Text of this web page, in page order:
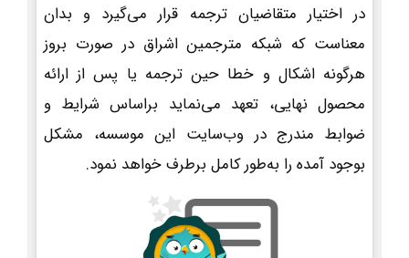
در اختیار متقاضیان ترجمه قرار می‌گیرد و بدان
معناست که شبکه مترجمین اشراق در صورت بروز
هرگونه اشکال و خطا حین ترجمه یا پس از ارائه
محصول نهایی، تعهد می‌نماید براساس شرایط و
ضوابط مندرج در وب‌سایت این موسسه، مشکل
بوجود آمده را به‌طور کامل برطرف خواهد نمود.